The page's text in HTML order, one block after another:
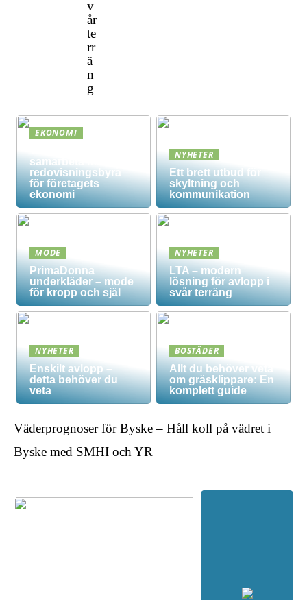
v
år
te
rr
ä
n
g
EKONOMI
samarbeta med en
redovisningsbyrå
för företagets
ekonomi
NYHETER
Ett brett utbud för
skyltning och
kommunikation
MODE
PrimaDonna
underkläder – mode
för kropp och själ
NYHETER
LTA – modern
lösning för avlopp i
svår terräng
NYHETER
Enskilt avlopp –
detta behöver du
veta
BOSTÄDER
Allt du behöver veta
om gräsklippare: En
komplett guide
Väderprognoser för Byske – Håll koll på vädret i
Byske med SMHI och YR